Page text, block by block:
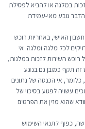
במלגה או להביא לפסילת
נובע מאי-עמידת
האישי, באחריות רוכש
לכל מלגה ומלגה. אי
רוכש השירות לזכות במלגות,
זה תקף כמובן גם בנוגע
כלומר, אי הכנסה של נתונים
עשויה לפגוע בסיכוי של
שהוא מזין את הפרטים
כפוף לתנאי השימוש